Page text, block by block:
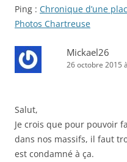
Ping : Chronique d’une
Photos Chartreuse
Mickael26
26 octobre 2015
Salut,
Je crois que pour pouvoir
dans nos massifs, il faut
est condamné à ça.